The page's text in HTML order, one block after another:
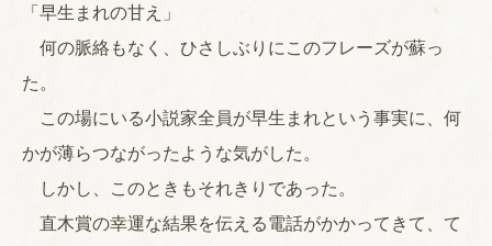
「早生まれの甘え」
何の脈絡もなく、ひさしぶりにこのフレーズが蘇っ
た。
この場にいる小説家全員が早生まれという事実に、何
かが薄らつながったような気がした。
しかし、このときもそれきりであった。
直木賞の幸運な結果を伝える電話がかかってきて、て